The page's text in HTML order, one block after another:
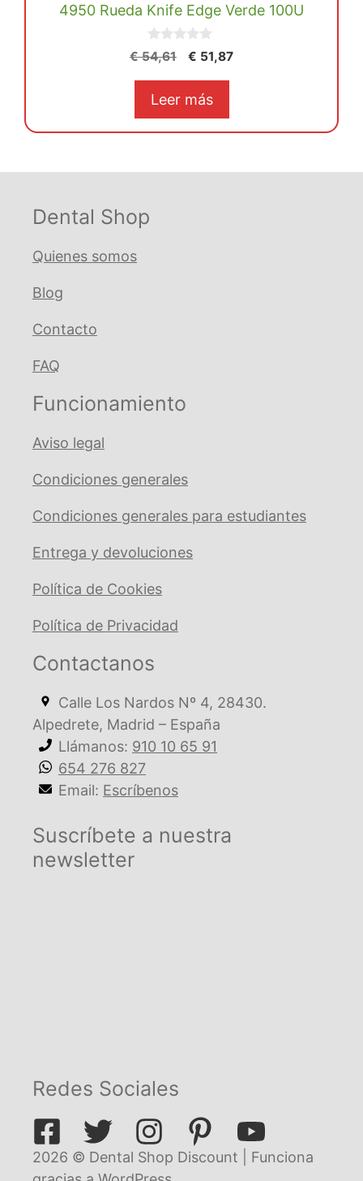
4950 Rueda Knife Edge Verde 100U
0
d
€54,61
El
original
€ 54,61.
€ 51,87El
€ 51,87.
Leer más
Dental Shop
Quienes somos
Blog
Contacto
FAQ
Funcionamiento
Aviso legal
Condiciones generales
Condiciones generales para estudiantes
Entrega y devoluciones
Política de Cookies
Política de Privacidad
Contactanos
Calle Los Nardos Nº 4, 28430.
Alpedrete, Madrid – España
Llámanos: 910 10 65 91
654 276 827
Email: Escríbenos
Suscríbete a nuestra
newsletter
Redes Sociales
2026 © Dental Shop Discount | Funciona